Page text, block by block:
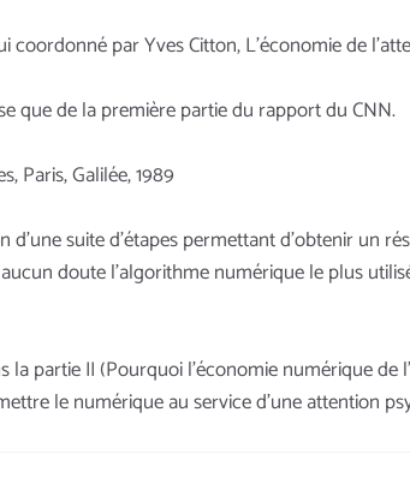
coordonné par Yves Citton, L’économie de
que de la première partie du rapport du CNN.
Paris, Galilée, 1989
d'une suite d'étapes permettant d'obtenir un
doute l'algorithme numérique le plus
la partie II (Pourquoi l’économie numérique
le numérique au service d’une attention